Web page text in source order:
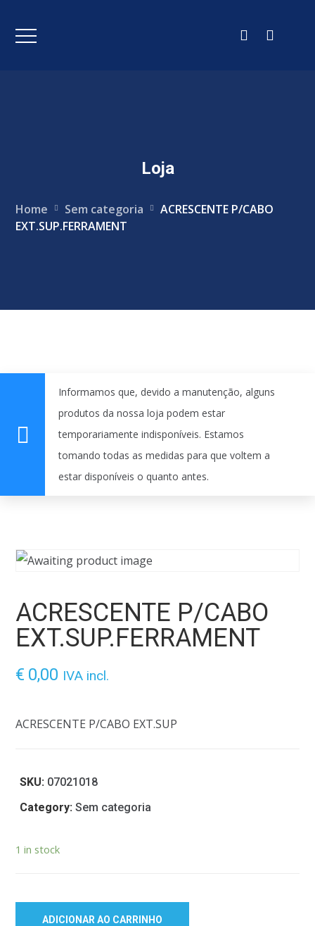
Loja
Home Sem categoria
ACRESCENTE P/CABO
EXT.SUP.FERRAMENT
Informamos que, devido a manutenção, alguns
produtos da nossa loja podem estar
temporariamente indisponíveis. Estamos
tomando todas as medidas para que voltem a
estar disponíveis o quanto antes.
ACRESCENTE P/CABO
EXT.SUP.FERRAMENT
€ 0,00 IVA incl.
ACRESCENTE P/CABO EXT.SUP
SKU: 07021018
Category:Sem categoria
1 in stock
ADICIONAR AO CARRINHO